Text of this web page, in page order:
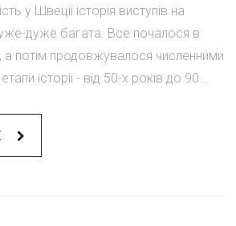
у Швеції історія виступів на
дуже багата. Все почалося в
а потім продовжувалося численними
історії - від 50-х років до 90...